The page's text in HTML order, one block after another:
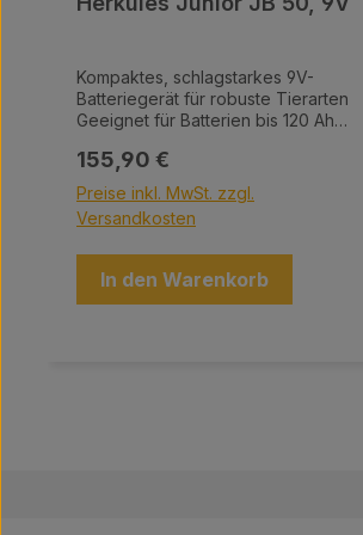
Kompaktes, schlagstarkes 9V-
Batteriegerät für robuste Tierarten
Geeignet für Batterien bis 120 Ah
Funktionskontrolle Design aus
Österreich Robustes, langlebiges
und wetterfestes Gehäuse Gehäuse
aus recycelbarem Material Inklusive
Erdspieß (ca. 35 cm)
Regulärer Preis:
155,90 €
Preise inkl. MwSt. zzgl.
Versandkosten
In den Warenkorb